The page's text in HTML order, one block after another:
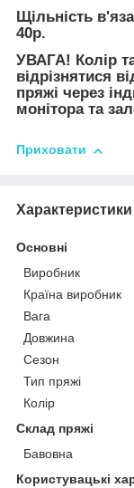
Щільність
40р.
УВАГА! Колір
відрізнятися
пряжі через
монітора та
Приховати
Характеристики
Основні
Виробник
Країна виробник
Вага
Довжина
Сезон
Тип пряжі
Колір
Склад пряжі
Бавовна
Користувацькі